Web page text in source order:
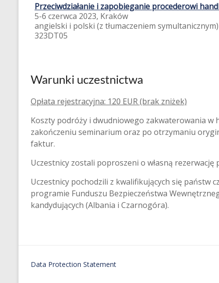
Przeciwdziałanie i zapobieganie procederowi
5-6 czerwca 2023, Kraków
angielski i polski (z tłumaczeniem symultanicznym)
323DT05
Warunki uczestnictwa
Opłata rejestracyjna: 120 EUR (brak zniżek)
Koszty podróży i dwudniowego zakwaterowania w
zakończeniu seminarium oraz po otrzymaniu
faktur.
Uczestnicy zostali poproszeni o własną
Uczestnicy pochodzili z kwalifikujących się państw
programie Funduszu Bezpieczeństwa
kandydujących (Albania i Czarnogóra).
Data Protection Statement